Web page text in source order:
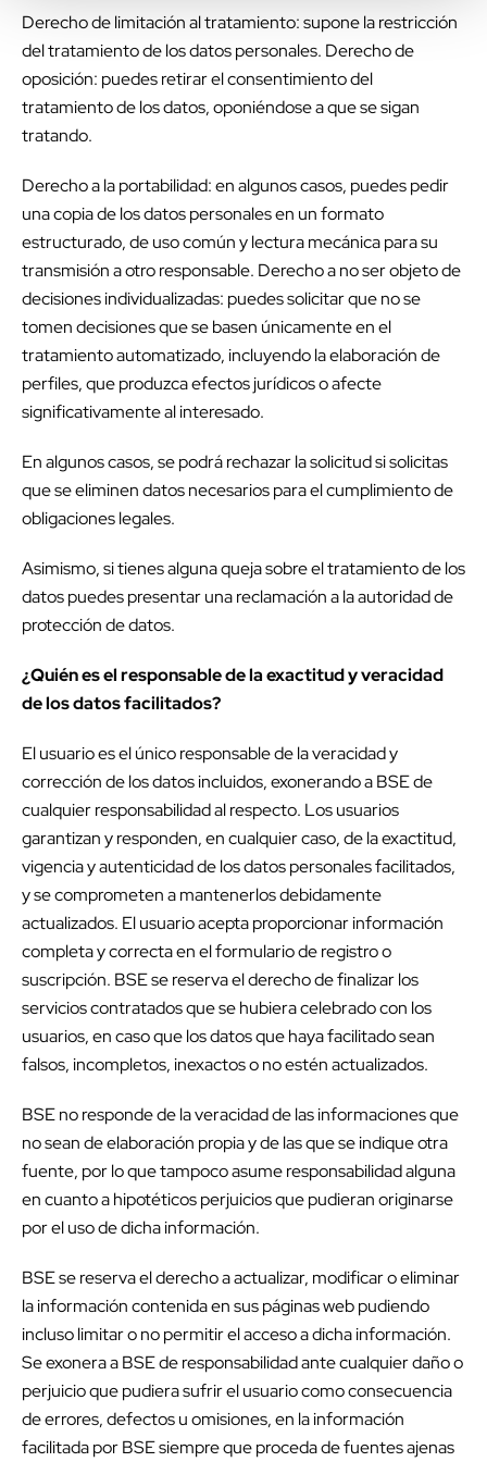
Derecho de limitación al tratamiento: supone la restricción
del tratamiento de los datos personales. Derecho de
oposición: puedes retirar el consentimiento del
tratamiento de los datos, oponiéndose a que se sigan
tratando.
Derecho a la portabilidad: en algunos casos, puedes pedir
una copia de los datos personales en un formato
estructurado, de uso común y lectura mecánica para su
transmisión a otro responsable. Derecho a no ser objeto de
decisiones individualizadas: puedes solicitar que no se
tomen decisiones que se basen únicamente en el
tratamiento automatizado, incluyendo la elaboración de
perfiles, que produzca efectos jurídicos o afecte
significativamente al interesado.
En algunos casos, se podrá rechazar la solicitud si solicitas
que se eliminen datos necesarios para el cumplimiento de
obligaciones legales.
Asimismo, si tienes alguna queja sobre el tratamiento de los
datos puedes presentar una reclamación a la autoridad de
protección de datos.
¿Quién es el responsable de la exactitud y veracidad
de los datos facilitados?
El usuario es el único responsable de la veracidad y
corrección de los datos incluidos, exonerando a BSE de
cualquier responsabilidad al respecto. Los usuarios
garantizan y responden, en cualquier caso, de la exactitud,
vigencia y autenticidad de los datos personales facilitados,
y se comprometen a mantenerlos debidamente
actualizados. El usuario acepta proporcionar información
completa y correcta en el formulario de registro o
suscripción. BSE se reserva el derecho de finalizar los
servicios contratados que se hubiera celebrado con los
usuarios, en caso que los datos que haya facilitado sean
falsos, incompletos, inexactos o no estén actualizados.
BSE no responde de la veracidad de las informaciones que
no sean de elaboración propia y de las que se indique otra
fuente, por lo que tampoco asume responsabilidad alguna
en cuanto a hipotéticos perjuicios que pudieran originarse
por el uso de dicha información.
BSE se reserva el derecho a actualizar, modificar o eliminar
la información contenida en sus páginas web pudiendo
incluso limitar o no permitir el acceso a dicha información.
Se exonera a BSE de responsabilidad ante cualquier daño o
perjuicio que pudiera sufrir el usuario como consecuencia
de errores, defectos u omisiones, en la información
facilitada por BSE siempre que proceda de fuentes ajenas